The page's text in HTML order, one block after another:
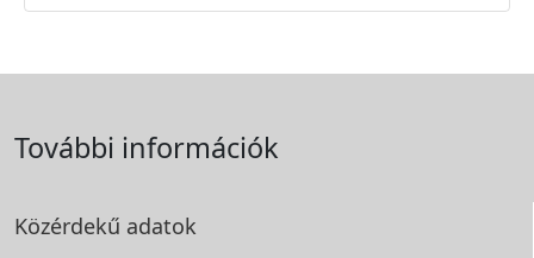
További információk
Közérdekű adatok